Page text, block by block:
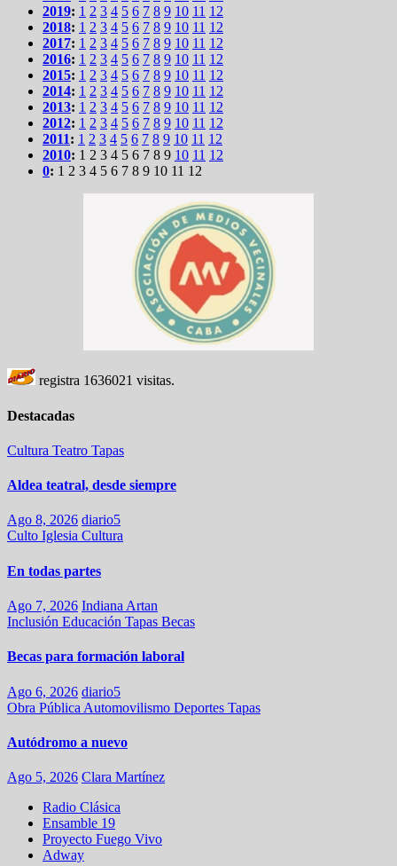
2019: 1 2 3 4 5 6 7 8 9 10 11 12
2018: 1 2 3 4 5 6 7 8 9 10 11 12
2017: 1 2 3 4 5 6 7 8 9 10 11 12
2016: 1 2 3 4 5 6 7 8 9 10 11 12
2015: 1 2 3 4 5 6 7 8 9 10 11 12
2014: 1 2 3 4 5 6 7 8 9 10 11 12
2013: 1 2 3 4 5 6 7 8 9 10 11 12
2012: 1 2 3 4 5 6 7 8 9 10 11 12
2011: 1 2 3 4 5 6 7 8 9 10 11 12
2010: 1 2 3 4 5 6 7 8 9 10 11 12
0: 1 2 3 4 5 6 7 8 9 10 11 12
registra 1636021 visitas.
Destacadas
Cultura Teatro Tapas
Aldea teatral, desde siempre
Ago 8, 2026 diario5
Culto Iglesia Cultura
En todas partes
Ago 7, 2026 Indiana Artan
Inclusión Educación Tapas Becas
Becas para formación laboral
Ago 6, 2026 diario5
Obra Pública Automovilismo Deportes Tapas
Autódromo a nuevo
Ago 5, 2026 Clara Martínez
Radio Clásica
Ensamble 19
Proyecto Fuego Vivo
Adway